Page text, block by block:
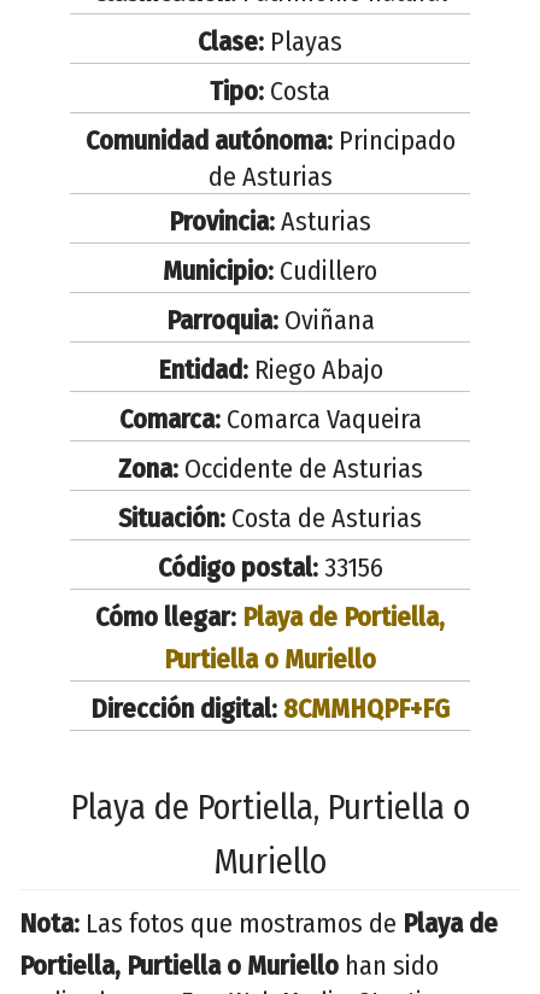
Clase: Playas
Tipo: Costa
Comunidad autónoma:Principado
de Asturias
Provincia:Asturias
Municipio: Cudillero
Parroquia:Oviñana
Entidad:Riego Abajo
Comarca:Comarca Vaqueira
Zona:Occidente de Asturias
Situación: Costa de Asturias
Código postal:33156
Cómo llegar: Playa de Portiella,
Purtiella o Muriello
Dirección digital: 8CMMHQPF+FG
Playa de Portiella, Purtiella o
Muriello
Nota: Las fotos que mostramos de Playa de
Portiella, Purtiella o Muriello han sido